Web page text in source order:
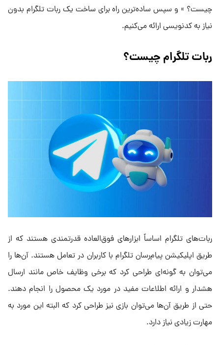
چیست؟ » و سپس ساده‌ترین راه برای ساخت یک ربات تلگرام بدون
نیاز به کدنویسی ارائه می‌کنیم.
ربات تلگرام چیست؟
ربات‌های تلگرام اساساً ابزارهای فوق‌العاده قدرتمندی هستند که از
طریق اپلیکیشن پیام‌رسان تلگرام با کاربران در تعامل هستند. آن‌ها را
می‌توان به گونه‌ای طراحی کرد که برخی وظایف خاص مانند ارسال
هشدار و ارائه اطلاعات مفید در مورد یک محصول را انجام دهند.
حتی از طریق آن‌ها می‌توان بازی نیز طراحی کرد که البته این مورد به
مهارت زیادی نیاز دارد.